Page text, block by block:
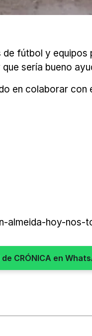
fútbol y
sería bueno
en colaborar con
almeida-hoy-nos-
CRÓNICA en